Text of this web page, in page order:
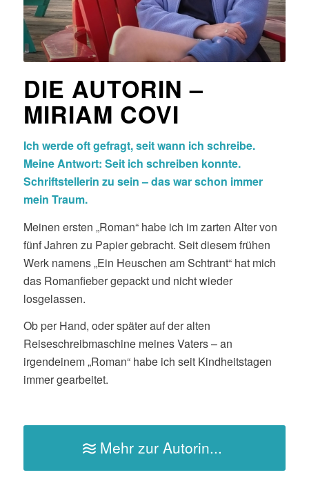
DIE AUTORIN –
MIRIAM COVI
Ich werde oft gefragt, seit wann ich schreibe.
Meine Antwort: Seit ich schreiben konnte.
Schriftstellerin zu sein – das war schon immer
mein Traum.
Meinen ersten „Roman“ habe ich im zarten Alter von
fünf Jahren zu Papier gebracht. Seit diesem frühen
Werk namens „Ein Heuschen am Schtrant“ hat mich
das Romanfieber gepackt und nicht wieder
losgelassen.
Ob per Hand, oder später auf der alten
Reiseschreibmaschine meines Vaters – an
irgendeinem „Roman“ habe ich seit Kindheitstagen
immer gearbeitet.
Mehr zur Autorin...